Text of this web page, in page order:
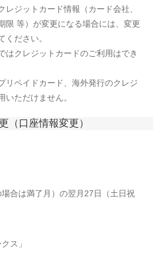
レジットカード情報（カード会社、
限 等）が変更になる場合には、変更
ください。
はクレジットカードのご利用はでき
リペイドカード、海外発行のクレジ
いただけません。
（口座情報変更）
合は満了月）の翌月27日（土日祝
ス」